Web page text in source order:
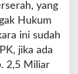
yang
Hukum
ini sudah
jika ada
2,5 Miliar